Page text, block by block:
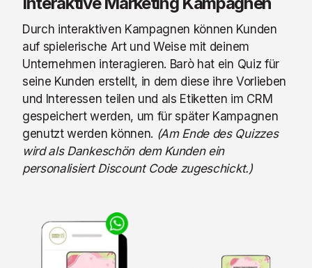
Durch interaktiven Kampagnen können Kunden
auf spielerische Art und Weise mit deinem
Unternehmen interagieren. Barò hat ein Quiz für
seine Kunden erstellt, in dem diese ihre Vorlieben
und Interessen teilen und als Etiketten im CRM
gespeichert werden, um für später Kampagnen
genutzt werden können. (Am Ende des Quizzes
wird als Dankeschön dem Kunden ein
personalisiert Discount Code zugeschickt.)